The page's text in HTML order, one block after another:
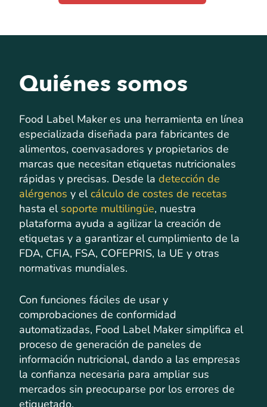
Quiénes somos
Food Label Maker es una herramienta en línea
especializada diseñada para fabricantes de
alimentos, coenvasadores y propietarios de
marcas que necesitan etiquetas nutricionales
rápidas y precisas. Desde la detección de
alérgenos y elcálculo de costes de recetas
hasta el soporte multilingüe, nuestra
plataforma ayuda a agilizar la creación de
etiquetas y a garantizar el cumplimiento de la
FDA, CFIA, FSA, COFEPRIS, la UE y otras
normativas mundiales.
Con funciones fáciles de usar y
comprobaciones de conformidad
automatizadas, Food Label Maker simplifica el
proceso de generación de paneles de
información nutricional, dando a las empresas
la confianza necesaria para ampliar sus
mercados sin preocuparse por los errores de
etiquetado.